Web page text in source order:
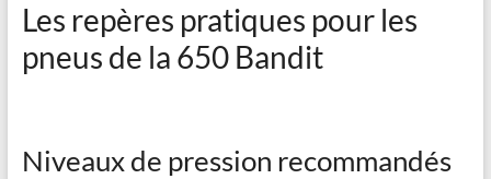
Les repères pratiques pour les
pneus de la 650 Bandit
Niveaux de pression recommandés